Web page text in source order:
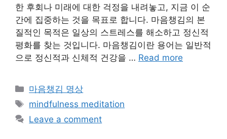
한 후회나 미래에 대한 걱정을 내려놓고, 지금 이 순
간에 집중하는 것을 목표로 합니다. 마음챙김의 본
질적인 목적은 일상의 스트레스를 해소하고 정신적
평화를 찾는 것입니다. 마음챙김이란 용어는 일반적
으로 정신적과 신체적 건강을 … Read more
Categories
마음챙김 명상
Tags
mindfulness meditation
Leave a comment